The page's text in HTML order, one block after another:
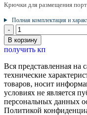
Крючки для размещения
Полная комплектация и
Количество
товара
Стол
лабораторный
«Биология»
универсальный
с
системой
хранения
В корзину
получить кп
Вся представленная на
технические
товаров, носит
условиях не является
персональных данных
Политикой